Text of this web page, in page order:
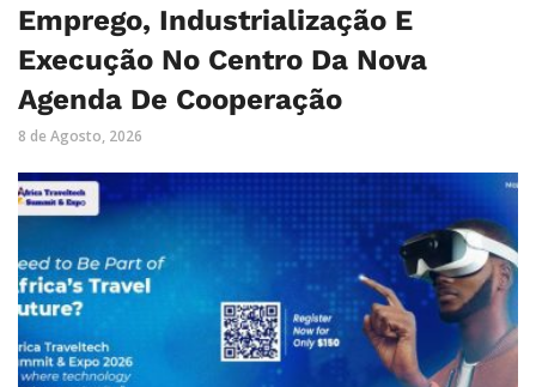
Emprego, Industrialização E
Execução No Centro Da Nova
Agenda De Cooperação
8 de Agosto, 2026